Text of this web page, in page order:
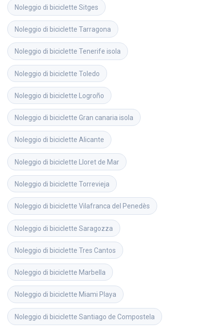
Noleggio di biciclette Sitges
Noleggio di biciclette Tarragona
Noleggio di biciclette Tenerife isola
Noleggio di biciclette Toledo
Noleggio di biciclette Logroño
Noleggio di biciclette Gran canaria isola
Noleggio di biciclette Alicante
Noleggio di biciclette Lloret de Mar
Noleggio di biciclette Torrevieja
Noleggio di biciclette Vilafranca del Penedès
Noleggio di biciclette Saragozza
Noleggio di biciclette Tres Cantos
Noleggio di biciclette Marbella
Noleggio di biciclette Miami Playa
Noleggio di biciclette Santiago de Compostela